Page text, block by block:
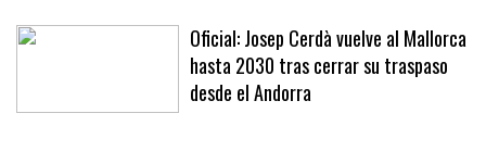
Oficial: Josep Cerdà vuelve al Mallorca
hasta 2030 tras cerrar su traspaso
desde el Andorra